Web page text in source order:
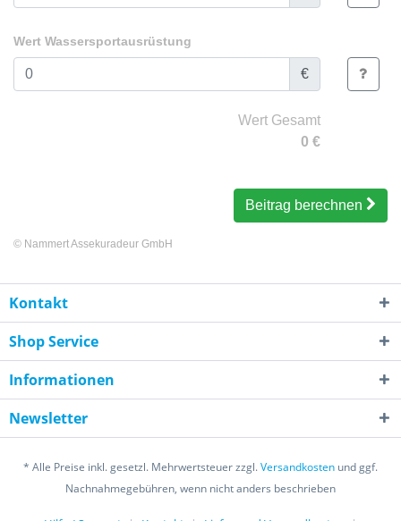
Wert Wassersportausrüstung
€
Wert Gesamt
0 €
Beitrag berechnen
© Nammert Assekuradeur GmbH
Kontakt
Shop Service
Informationen
Newsletter
* Alle Preise inkl. gesetzl. Mehrwertsteuer zzgl.Versandkosten und ggf.
Nachnahmegebühren, wenn nicht anders beschrieben